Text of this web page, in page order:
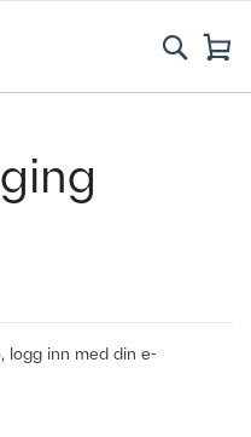
Søk
logg inn med din e-